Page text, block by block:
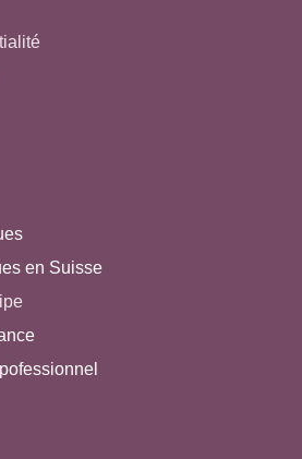
en Suisse